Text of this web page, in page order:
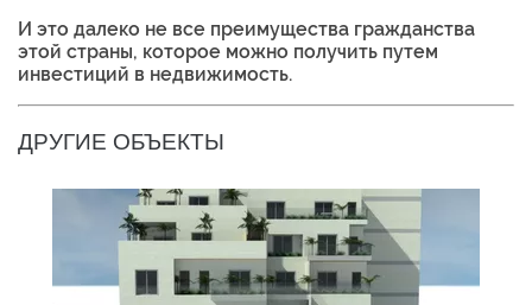
И это далеко не все преимущества гражданства
этой страны, которое можно получить путем
инвестиций в недвижимость.
ДРУГИЕ ОБЪЕКТЫ